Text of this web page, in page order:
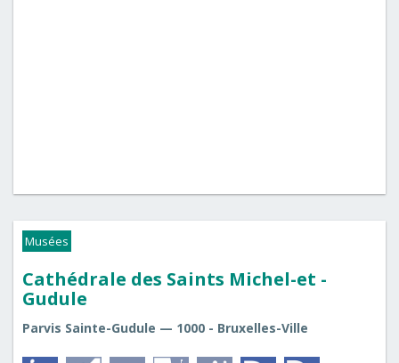
Musées
Cathédrale des Saints Michel-et -
Gudule
Parvis Sainte-Gudule — 1000 - Bruxelles-Ville